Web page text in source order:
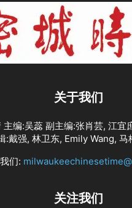
关于我们
主编:吴蕊 副主编:张肖芸, 江宜
:戴强, 林卫东, Emily Wang, 马
们:
关注我们